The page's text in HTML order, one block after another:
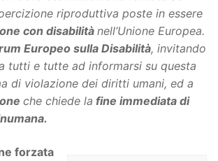
riproduttiva poste in essere
con disabilitànell’Unione Europea.
Europeo sulla Disabilità, invitando
tutti e tutte ad informarsi su questa
di violazione dei diritti umani, ed a
che chiede la fine immediata di
forzata